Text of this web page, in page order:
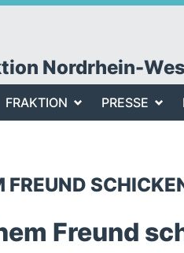
Nordrhein-
FRAKTION PRESSE
FREUND
Freund